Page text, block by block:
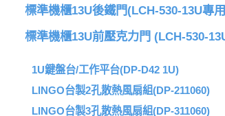
標準機櫃13U後鐵門(LCH-530-13U專
標準機櫃13U前壓克力門 (LCH-530-
1U鍵盤台/工作平台(DP-D42 1U)
LINGO台製2孔散熱風扇組(DP-211060)
LINGO台製3孔散熱風扇組(DP-311060)